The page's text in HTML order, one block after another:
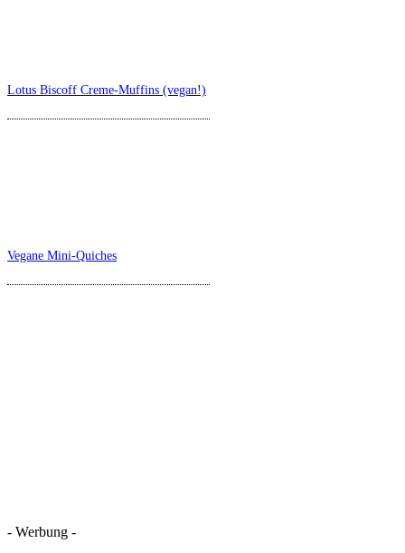
Lotus Biscoff Creme-Muffins (vegan!)
Vegane Mini-Quiches
- Werbung -